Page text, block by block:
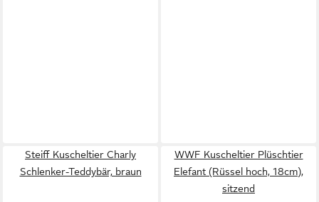
Steiff Kuscheltier Charly
Schlenker-Teddybär, braun
WWF Kuscheltier Plüschtier
Elefant (Rüssel hoch, 18cm),
sitzend